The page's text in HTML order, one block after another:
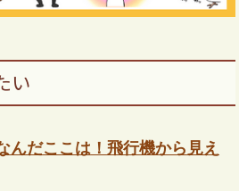
い
だここは！飛行機から見え